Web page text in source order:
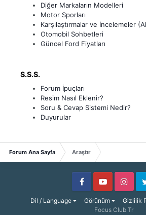
Diğer Markaların Modelleri
Motor Sporları
Karşılaştırmalar ve İncelemeler
Otomobil Sohbetleri
Güncel Ford Fiyatları
S.S.S.
Forum İpuçları
Resim Nasıl Eklenir?
Soru & Cevap Sistemi Nedir?
Duyurular
Forum Ana Sayfa Araştır
Dil / Language Görünüm Gizlilik
FacebookYoutube Instagram
Focus Club Tr